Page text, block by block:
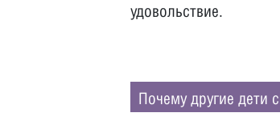
удовольствие.
Почему другие дети